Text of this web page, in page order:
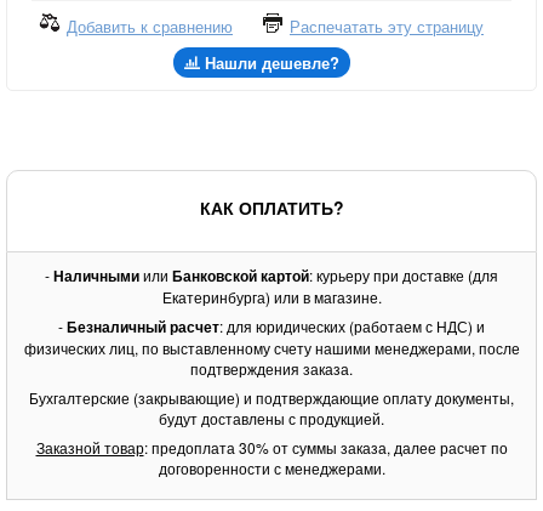
Добавить к сравнению
Распечатать эту страницу
Нашли дешевле?
КАК ОПЛАТИТЬ?
-Наличнымиили Банковской картой: курьеру при доставке (для
Екатеринбурга) или в магазине.
-Безналичный расчет: для юридических (работаем с НДС) и
физических лиц, по выставленному счету нашими менеджерами, после
подтверждения заказа.
Бухгалтерские (закрывающие) и подтверждающие оплату документы,
будут доставлены с продукцией.
Заказной товар: предоплата 30% от суммы заказа, далее расчет по
договоренности с менеджерами.